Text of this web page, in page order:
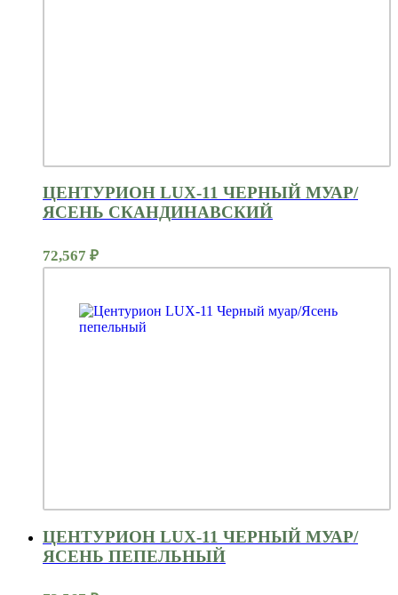
ЦЕНТУРИОН LUX-11 ЧЕРНЫЙ МУАР/
ЯСЕНЬ СКАНДИНАВСКИЙ
72,567 ₽
ЦЕНТУРИОН LUX-11 ЧЕРНЫЙ МУАР/
ЯСЕНЬ ПЕПЕЛЬНЫЙ